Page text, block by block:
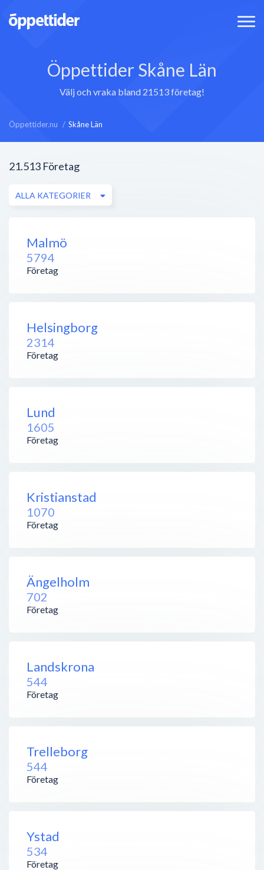
Öppettider Skåne Län
Välj och vraka bland 21513 företag!
Öppettider.nu Skåne Län
21.513 Företag
ALLA KATEGORIER
Malmö
5794
Företag
Helsingborg
2314
Företag
Lund
1605
Företag
Kristianstad
1070
Företag
Ängelholm
702
Företag
Landskrona
544
Företag
Trelleborg
544
Företag
Ystad
534
Företag